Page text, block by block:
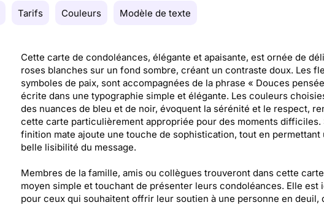
Tarifs Couleurs Modèle de texte
Cette carte de condoléances, élégante et apaisante, est ornée de
roses blanches sur un fond sombre, créant un contraste doux. Les
symboles de paix, sont accompagnées de la phrase « Douces
écrite dans une typographie simple et élégante. Les couleurs
des nuances de bleu et de noir, évoquent la sérénité et le respect,
cette carte particulièrement appropriée pour des moments difficiles.
finition mate ajoute une touche de sophistication, tout en permettant
belle lisibilité du message.
Membres de la famille, amis ou collègues trouveront dans cette
moyen simple et touchant de présenter leurs condoléances. Elle est
pour ceux qui souhaitent offrir leur soutien à une personne en deuil,